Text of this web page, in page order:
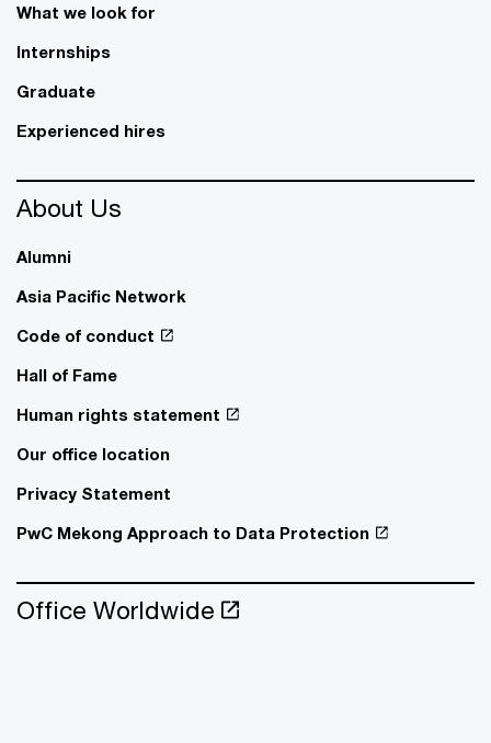
What we look for
Internships
Graduate
Experienced hires
About Us
Alumni
Asia Pacific Network
Code of conduct
Hall of Fame
Human rights statement
Our office location
Privacy Statement
PwC Mekong Approach to Data Protection
Office Worldwide